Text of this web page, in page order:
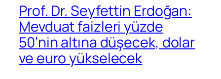
Prof. Dr. Seyfettin Erdoğan:
Mevduat faizleri yüzde
50’nin altına düşecek, dolar
ve euro yükselecek